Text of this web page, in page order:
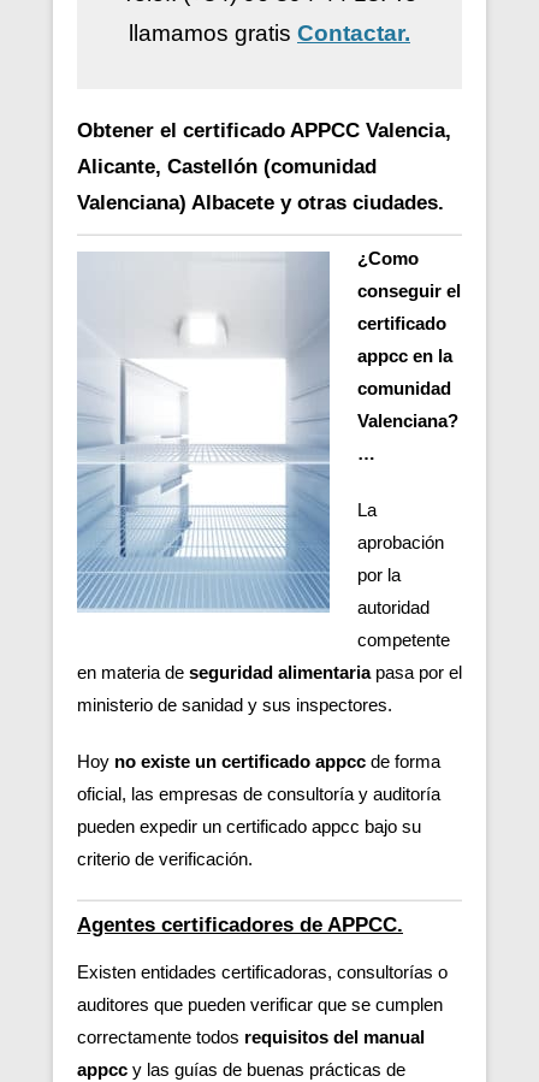
llamamos gratis Contactar.
Obtener el certificado APPCC Valencia,
Alicante, Castellón (comunidad
Valenciana) Albacete y otras ciudades.
¿Como
conseguir el
certificado
appcc en la
comunidad
Valenciana?
…
La
aprobación
por la
autoridad
competente
en materia de seguridad alimentaria pasa por el
ministerio de sanidad y sus inspectores.
Hoy no existe un certificado appcc de forma
oficial, las empresas de consultoría y auditoría
pueden expedir un certificado appcc bajo su
criterio de verificación.
Agentes certificadores de APPCC.
Existen entidades certificadoras, consultorías o
auditores que pueden verificar que se cumplen
correctamente todos requisitos del manual
appcc y las guías de buenas prácticas de